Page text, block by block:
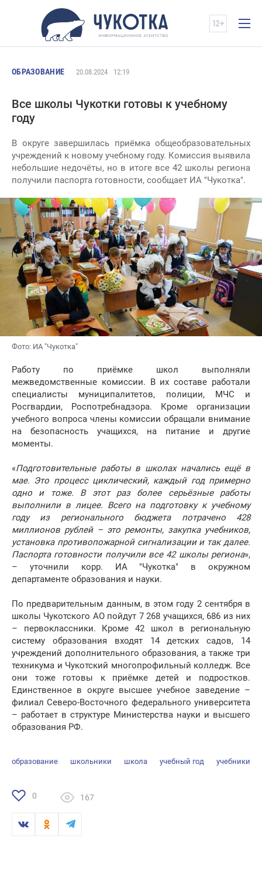
ОБРАЗОВАНИЕ 20.08.2024 12:19
Все школы Чукотки готовы к учебному
году
В округе завершилась приёмка общеобразовательных
учреждений к новому учебному году. Комиссия выявила
небольшие недочёты, но в итоге все 42 школы региона
получили паспорта готовности, сообщает ИА "Чукотка".
Фото: ИА "Чукотка"
Работу по приёмке школ выполняли
межведомственные комиссии. В их составе работали
специалисты муниципалитетов, полиции, МЧС и
Росгвардии, Роспотребнадзора. Кроме организации
учебного вопроса члены комиссии обращали внимание
на безопасность учащихся, на питание и другие
моменты.
«Подготовительные работы в школах начались ещё в
мае. Это процесс циклический, каждый год примерно
одно и тоже. В этот раз более серьёзные работы
выполнили в лицее. Всего на подготовку к учебному
году из регионального бюджета потрачено 428
миллионов рублей – это ремонты, закупка учебников,
установка противопожарной сигнализации и так далее.
Паспорта готовности получили все 42 школы региона»,
– уточнили корр. ИА "Чукотка" в окружном
департаменте образования и науки.
По предварительным данным, в этом году 2 сентября в
школы Чукотского АО пойдут 7 268 учащихся, 686 из них
– первоклассники. Кроме 42 школ в региональную
систему образования входят 14 детских садов, 14
учреждений дополнительного образования, а также три
техникума и Чукотский многопрофильный колледж. Все
они тоже готовы к приёмке детей и подростков.
Единственное в округе высшее учебное заведение –
филиал Северо-Восточного федерального университета
– работает в структуре Министерства науки и высшего
образования РФ.
образование школьники школа учебный год учебники
0 167